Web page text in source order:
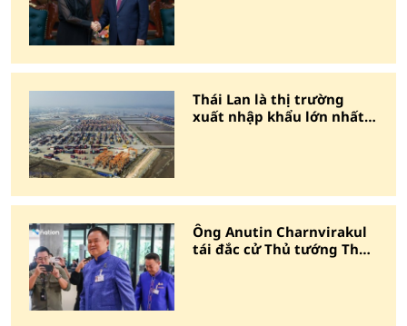
Thái Lan là thị trường
xuất nhập khẩu lớn nhất
Ông Anutin Charnvirakul
tái đắc cử Thủ tướng Thái